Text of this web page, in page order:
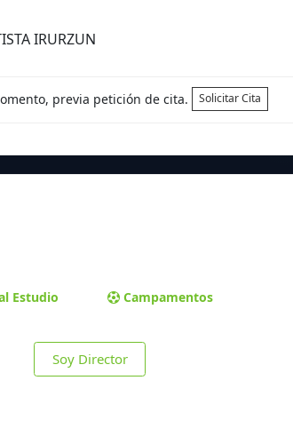
IRURZUN
previa petición de cita. Solicitar Cita
Estudio Campamentos
Soy Director